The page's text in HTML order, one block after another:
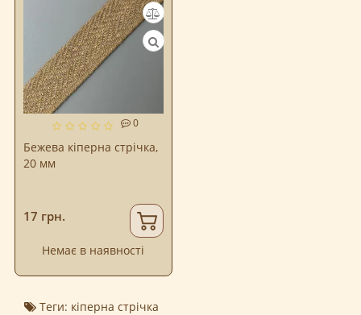
0
Бежева кіперна стрічка,
20 мм
17 грн.
Немає в наявності
Теги: кіперна стрічка